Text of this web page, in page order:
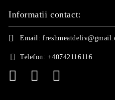
Informatii contact:
Email:
Telefon: +40742116116